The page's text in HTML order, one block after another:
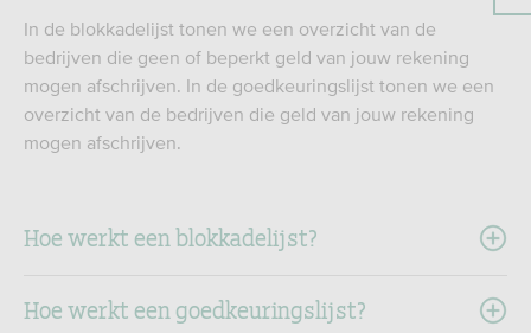
In de blokkadelijst tonen we een overzicht van de
bedrijven die geen of beperkt geld van jouw rekening
mogen afschrijven. In de goedkeuringslijst tonen we een
overzicht van de bedrijven die geld van jouw rekening
mogen afschrijven.
Hoe werkt een blokkadelijst?
Hoe werkt een goedkeuringslijst?